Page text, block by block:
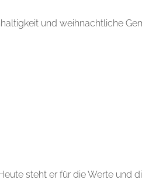
und weihnachtliche
steht er für die Werte und